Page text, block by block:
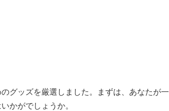
グッズを厳選しました。まずは、あなたが一
かがでしょうか。